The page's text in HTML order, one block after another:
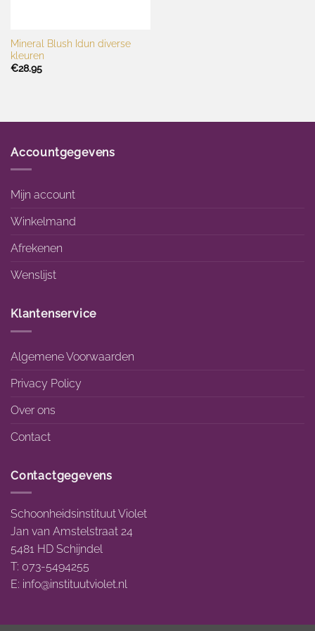
Mineral Blush Idun diverse
kleuren
€28.95
Accountgegevens
Mijn account
Winkelmand
Afrekenen
Wenslijst
Klantenservice
Algemene Voorwaarden
Privacy Policy
Over ons
Contact
Contactgegevens
Schoonheidsinstituut Violet
Jan van Amstelstraat 24
5481 HD Schijndel
T: 073-5494255
E: info@instituutviolet.nl